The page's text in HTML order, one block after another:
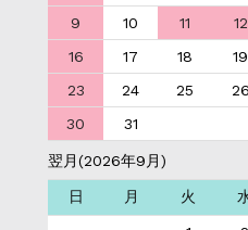
9
10 11 12
16
17 18 19
23
24 25 26
30
31
翌月(2026年9月)
日 月 火